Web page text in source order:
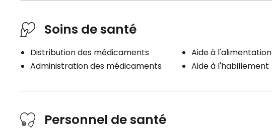
Soins de santé
Distribution des médicaments
Administration des médicaments
Aide à l'alimentation
Aide à l'habillement
Personnel de santé